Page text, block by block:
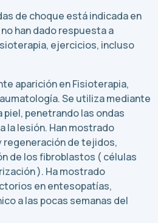
de choque está indicada en
han dado respuesta a
ejercicios, incluso
aparición en Fisioterapia,
Se utiliza mediante
piel, penetrando las ondas
la lesión. Han mostrado
regeneración de tejidos,
de los fibroblastos ( células
). Ha mostrado
en entesopatías,
a las pocas semanas del